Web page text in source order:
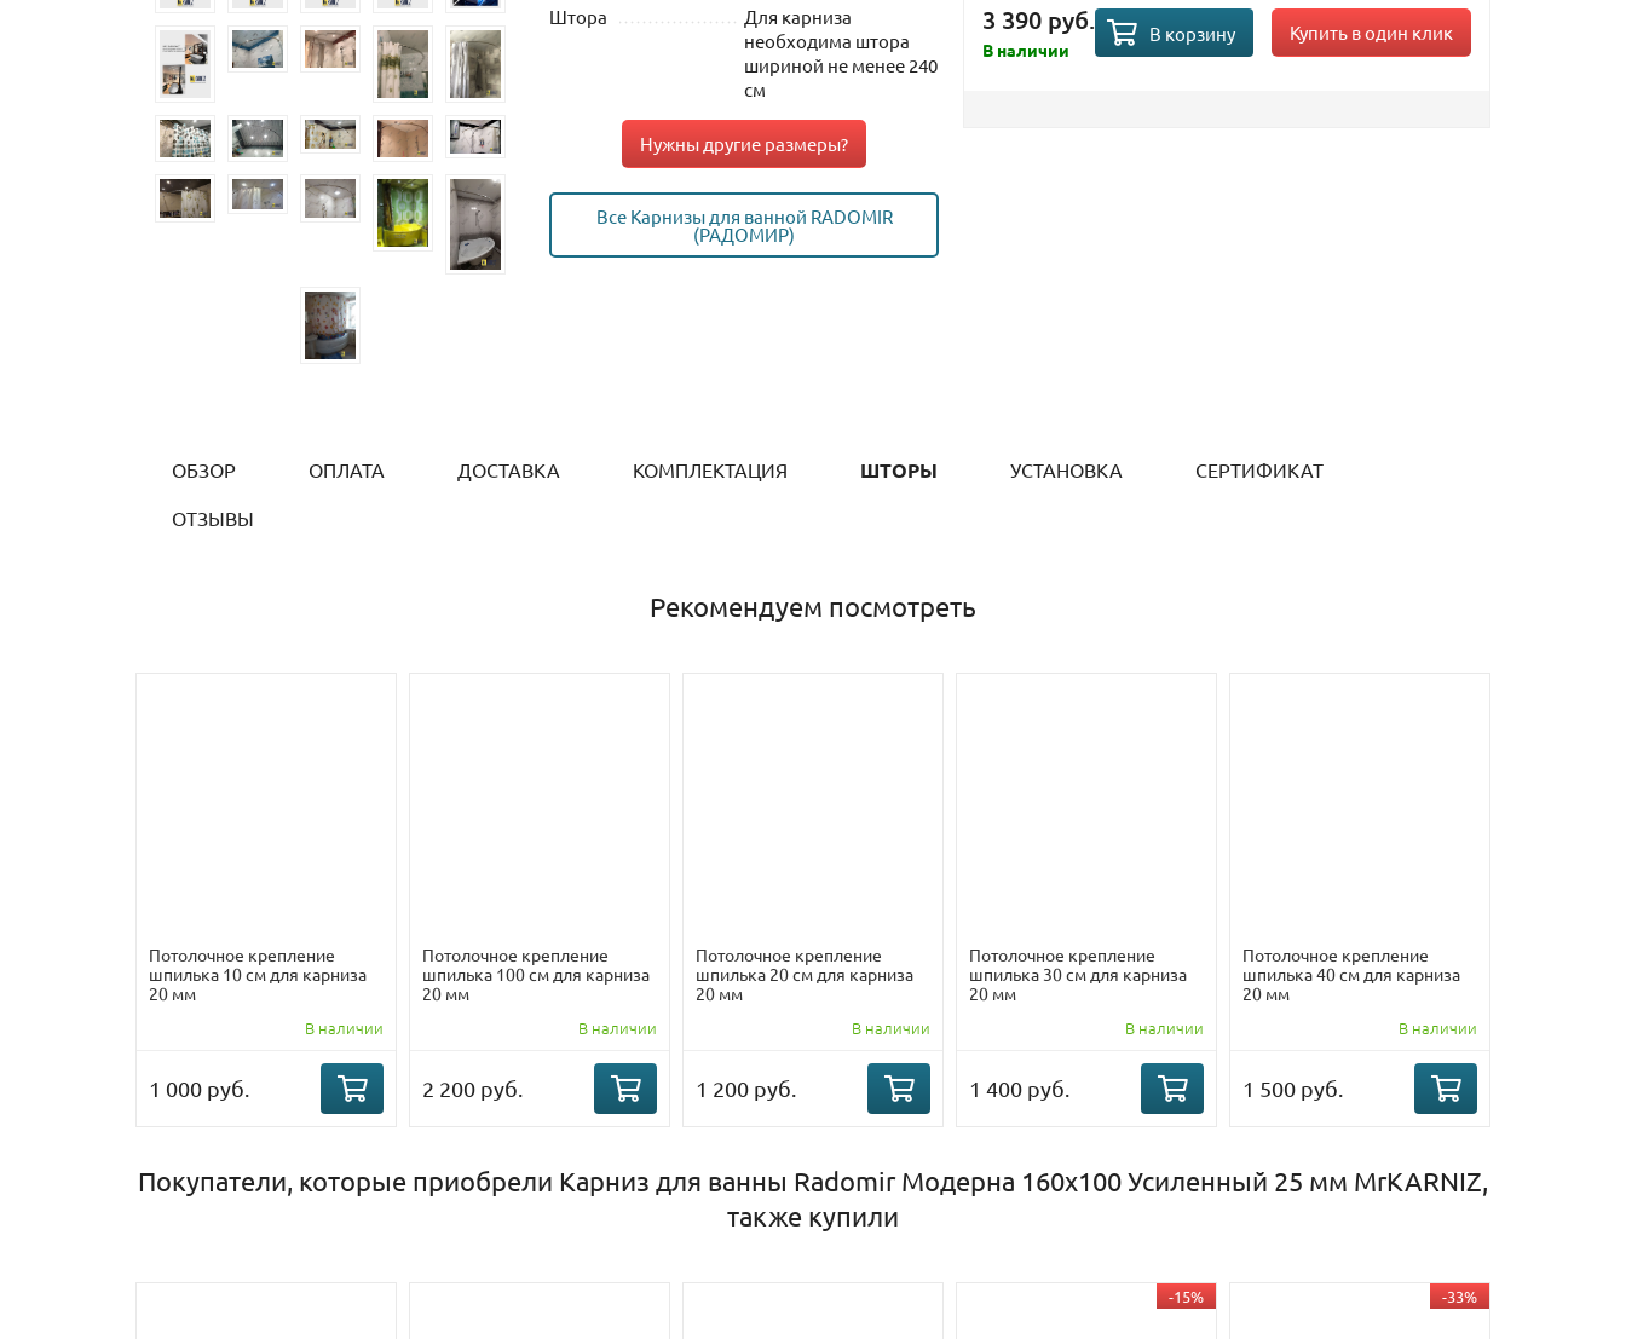
Штора
Для карниза
необходима штора
шириной не менее 240
см
Нужны другие размеры?
Все Карнизы для ванной RADOMIR
(РАДОМИР)
3 390 руб.
В наличии
В корзину Купить в один клик
ОБЗОР ОПЛАТА ДОСТАВКА КОМПЛЕКТАЦИЯ ШТОРЫ УСТАНОВКА
СЕРТИФИКАТ
ОТЗЫВЫ
Рекомендуем посмотреть
Потолочное крепление
шпилька 10 см для карниза
20 мм
В наличии
1 000 руб.
Потолочное крепление
шпилька 100 см для карниза
20 мм
В наличии
2 200 руб.
Потолочное крепление
шпилька 20 см для карниза
20 мм
В наличии
1 200 руб.
Потолочное крепление
шпилька 30 см для карниза
20 мм
В наличии
1 400 руб.
Потолочное крепление
шпилька 40 см для карниза
20 мм
В наличии
1 500 руб.
Покупатели, которые приобрели Карниз для ванны Radomir Модерна 160х100 Усиленный 25 мм MrKARNIZ,
также купили
-15% -33%